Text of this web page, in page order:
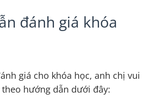
đánh giá khóa
giá cho khóa học, anh chị vui
hướng dẫn dưới đây: